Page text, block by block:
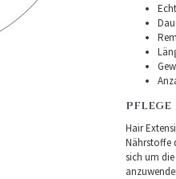
PFLEGE
Hair
Nährstoffe
sich um